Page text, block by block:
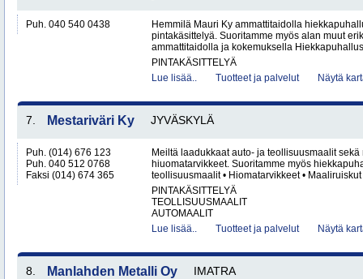
Puh. 040 540 0438
Hemmilä Mauri Ky ammattitaidolla
pintakäsittelyä. Suoritamme myös alan muut
ammattitaidolla ja kokemuksella
PINTAKÄSITTELYÄ
Lue lisää..
Tuotteet ja palvelut Näytä
7. Mestariväri Ky JYVÄSKYLÄ
Puh. (014) 676 123
Puh. 040 512 0768
Faksi (014) 674 365
Meiltä laadukkaat auto- ja teollisuusmaalit
hiuomatarvikkeet. Suoritamme myös
teollisuusmaalit • Hiomatarvikkeet •
PINTAKÄSITTELYÄ
TEOLLISUUSMAALIT
AUTOMAALIT
Lue lisää..
Tuotteet ja palvelut Näytä
8. Manlahden Metalli Oy IMATRA